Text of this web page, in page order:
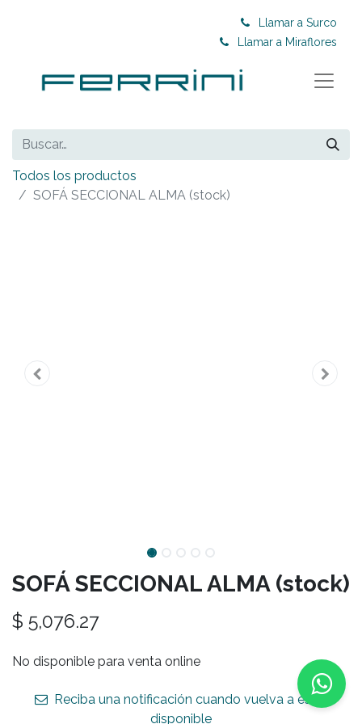
Llamar a Surco
Llamar a Miraflores
Todos los productos
SOFÁ SECCIONAL ALMA (stock)
SOFÁ SECCIONAL ALMA (stock)
$ 5,076.27
No disponible para venta online
Reciba una notificación cuando vuelva a estar
disponible